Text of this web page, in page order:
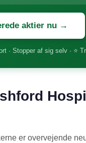
aktier nu →
· Stopper af sig selv · ⭐
er overvejende